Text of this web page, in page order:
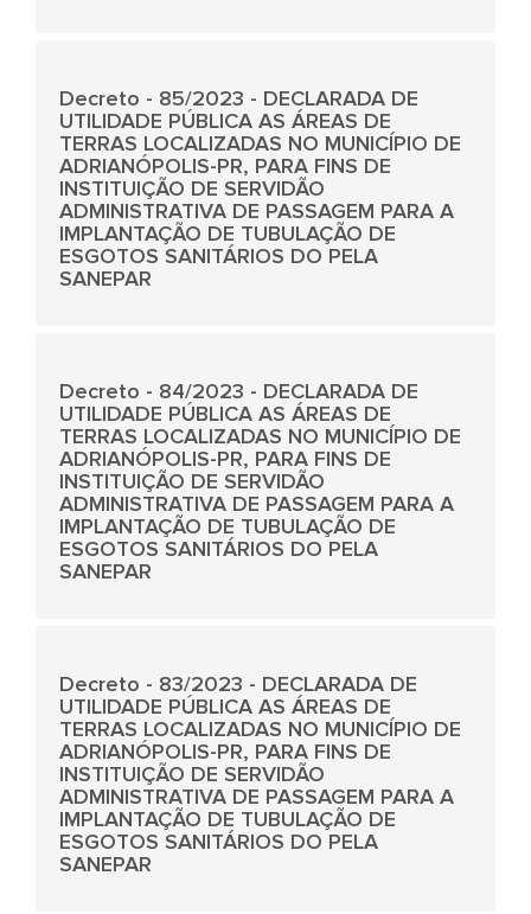
Decreto - 85/2023 - DECLARADA DE
UTILIDADE PÚBLICA AS ÁREAS DE
TERRAS LOCALIZADAS NO MUNICÍPIO DE
ADRIANÓPOLIS-PR, PARA FINS DE
INSTITUIÇÃO DE SERVIDÃO
ADMINISTRATIVA DE PASSAGEM PARA A
IMPLANTAÇÃO DE TUBULAÇÃO DE
ESGOTOS SANITÁRIOS DO PELA
SANEPAR
Decreto - 84/2023 - DECLARADA DE
UTILIDADE PÚBLICA AS ÁREAS DE
TERRAS LOCALIZADAS NO MUNICÍPIO DE
ADRIANÓPOLIS-PR, PARA FINS DE
INSTITUIÇÃO DE SERVIDÃO
ADMINISTRATIVA DE PASSAGEM PARA A
IMPLANTAÇÃO DE TUBULAÇÃO DE
ESGOTOS SANITÁRIOS DO PELA
SANEPAR
Decreto - 83/2023 - DECLARADA DE
UTILIDADE PÚBLICA AS ÁREAS DE
TERRAS LOCALIZADAS NO MUNICÍPIO DE
ADRIANÓPOLIS-PR, PARA FINS DE
INSTITUIÇÃO DE SERVIDÃO
ADMINISTRATIVA DE PASSAGEM PARA A
IMPLANTAÇÃO DE TUBULAÇÃO DE
ESGOTOS SANITÁRIOS DO PELA
SANEPAR